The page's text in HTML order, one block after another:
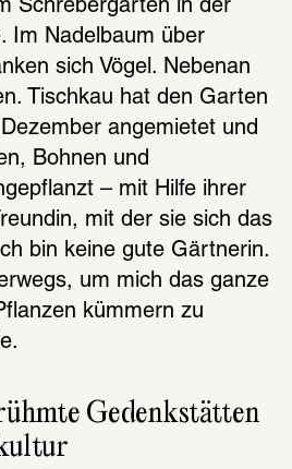
Schrebergarten in der
Im Nadelbaum über
sich Vögel. Nebenan
Tischkau hat den Garten
angemietet und
Bohnen und
– mit Hilfe ihrer
mit der sie sich das
bin keine gute Gärtnerin.
um mich das ganze
kümmern zu
Gedenkstätten